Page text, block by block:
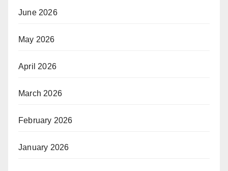
June 2026
May 2026
April 2026
March 2026
February 2026
January 2026